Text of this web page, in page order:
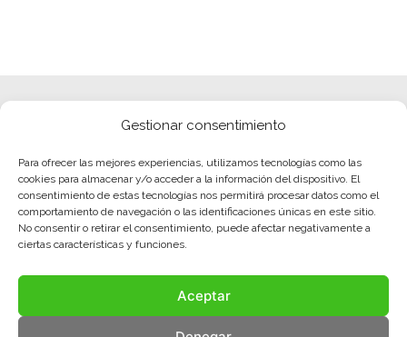
Gestionar consentimiento
Para ofrecer las mejores experiencias, utilizamos tecnologías como las
cookies para almacenar y/o acceder a la información del dispositivo. El
consentimiento de estas tecnologías nos permitirá procesar datos como el
comportamiento de navegación o las identificaciones únicas en este sitio.
No consentir o retirar el consentimiento, puede afectar negativamente a
ciertas características y funciones.
Aceptar